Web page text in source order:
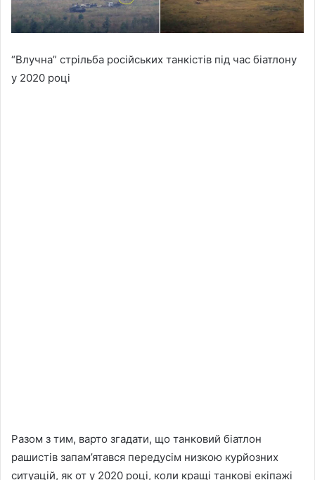
“Влучна” стрільба російських танкістів під час біатлону
у 2020 році
Разом з тим, варто згадати, що танковий біатлон
рашистів запам’ятався передусім низкою курйозних
ситуацій, як от у 2020 році, коли кращі танкові екіпажі